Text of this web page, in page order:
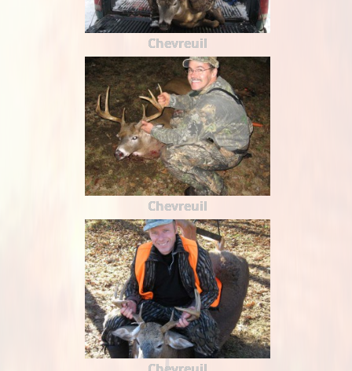
Chevreuil
Chevreuil